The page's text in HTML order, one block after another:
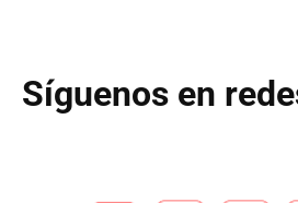
Síguenos en